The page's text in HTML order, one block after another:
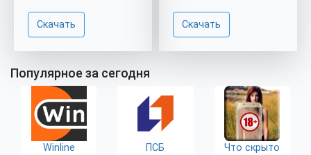
Скачать Скачать
Популярное за сегодня
Winline ПСБ
Что скрыто